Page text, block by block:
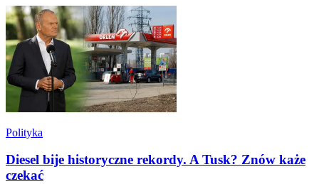
Polityka
Diesel bije historyczne rekordy. A Tusk? Znów każe
czekać